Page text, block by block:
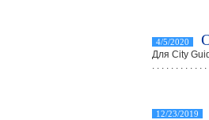
4/5/2020
Для City
. . . . . . . . . . .
12/23/2019